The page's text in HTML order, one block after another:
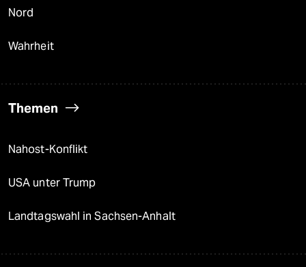
Nord
Wahrheit
Themen
Nahost-Konflikt
USA unter Trump
Landtagswahl in Sachsen-Anhalt